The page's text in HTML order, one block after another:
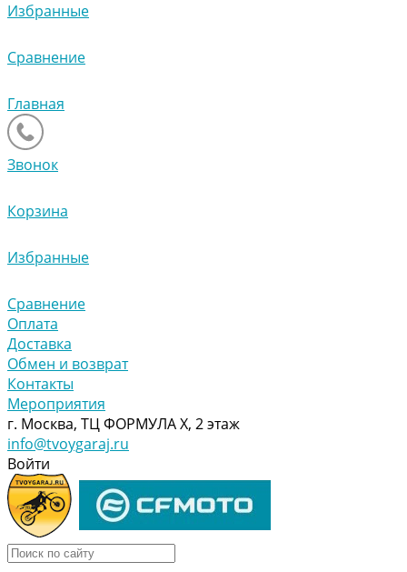
Избранные
Сравнение
Главная
Звонок
Корзина
Избранные
Сравнение
Оплата
Доставка
Обмен и возврат
Контакты
Мероприятия
г. Москва, ТЦ ФОРМУЛА Х, 2 этаж
info@tvoygaraj.ru
Войти